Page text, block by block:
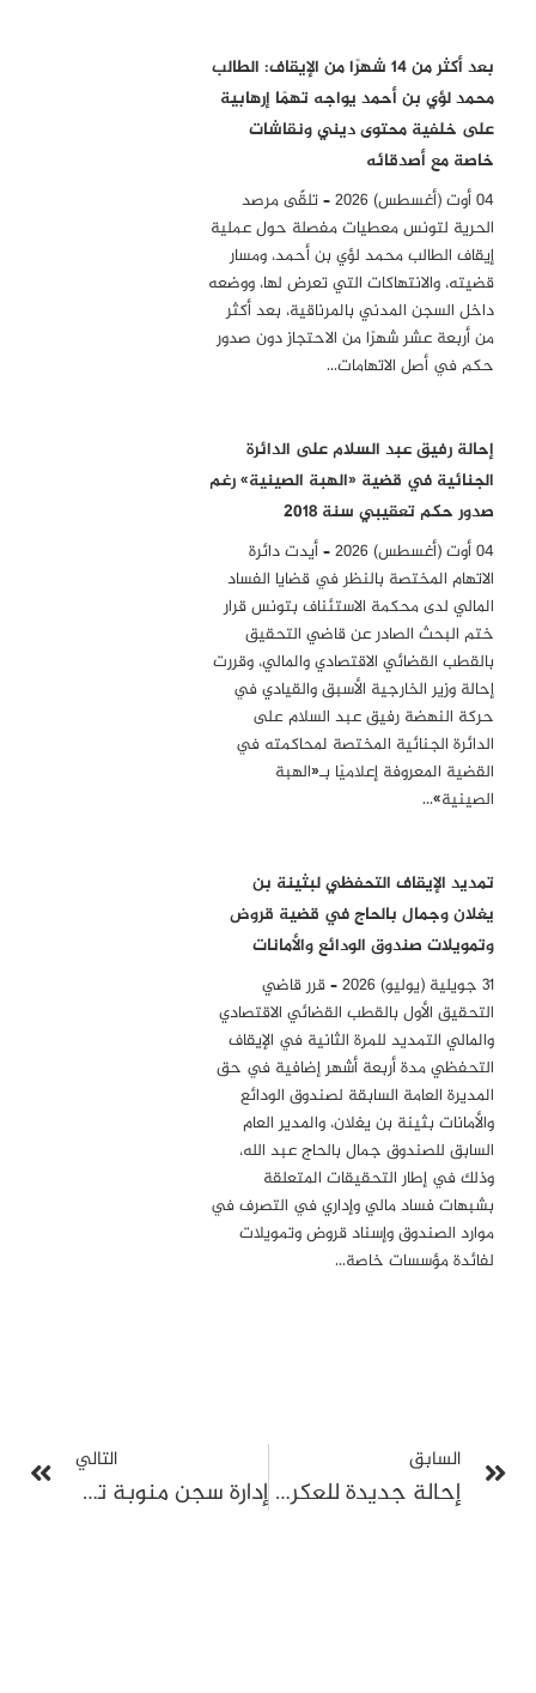
بعد أكثر من 14 شهرًا من الإيقاف: الطالب
محمد لؤي بن أحمد يواجه تهمًا إرهابية
على خلفية محتوى ديني ونقاشات
خاصة مع أصدقائه
04 أوت (أغسطس) 2026 – تلقّى مرصد
الحرية لتونس معطيات مفصلة حول عملية
إيقاف الطالب محمد لؤي بن أحمد، ومسار
قضيته، والانتهاكات التي تعرض لها، ووضعه
داخل السجن المدني بالمرناقية، بعد أكثر
من أربعة عشر شهرًا من الاحتجاز دون صدور
حكم في أصل الاتهامات…
إحالة رفيق عبد السلام على الدائرة
الجنائية في قضية «الهبة الصينية» رغم
صدور حكم تعقيبي سنة 2018
04 أوت (أغسطس) 2026 – أيدت دائرة
الاتهام المختصة بالنظر في قضايا الفساد
المالي لدى محكمة الاستئناف بتونس قرار
ختم البحث الصادر عن قاضي التحقيق
بالقطب القضائي الاقتصادي والمالي، وقررت
إحالة وزير الخارجية الأسبق والقيادي في
حركة النهضة رفيق عبد السلام على
الدائرة الجنائية المختصة لمحاكمته في
القضية المعروفة إعلاميًا بـ«الهبة
الصينية»…
تمديد الإيقاف التحفظي لبثينة بن
يغلان وجمال بالحاج في قضية قروض
وتمويلات صندوق الودائع والأمانات
31 جويلية (يوليو) 2026 – قرر قاضي
التحقيق الأول بالقطب القضائي الاقتصادي
والمالي التمديد للمرة الثانية في الإيقاف
التحفظي مدة أربعة أشهر إضافية في حق
المديرة العامة السابقة لصندوق الودائع
والأمانات بثينة بن يغلان، والمدير العام
السابق للصندوق جمال بالحاج عبد الله،
وذلك في إطار التحقيقات المتعلقة
بشبهات فساد مالي وإداري في التصرف في
موارد الصندوق وإسناد قروض وتمويلات
لفائدة مؤسسات خاصة…
السابق
إحالة جديدة للعكرمي بتهمة التدليس تكشف تصعيـدا ممنهجًا لاستهدافه قضائيًا
التالي
إدارة سجن منوبة ترفض تنفيذ حكم قضائي يُمكّن شريفة الرياحي من رؤية طفليها